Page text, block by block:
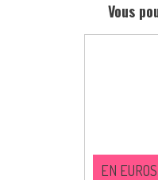
Vous
EN EUROS